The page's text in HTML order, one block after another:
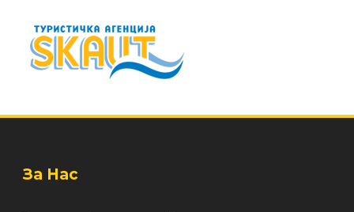
За Нас